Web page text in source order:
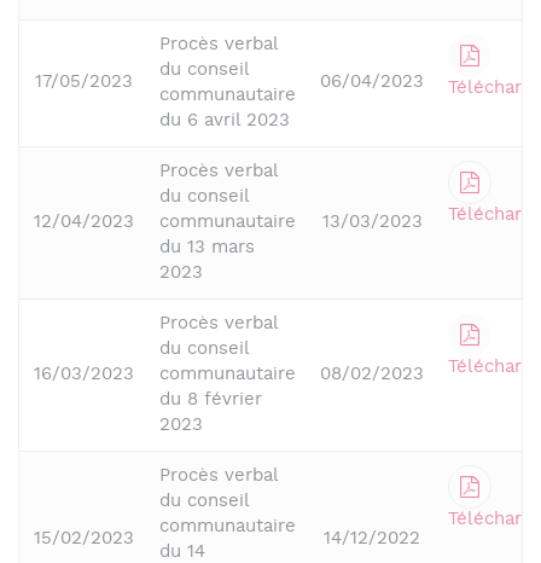
17/05/2023
Procès verbal
du conseil
communautaire
du 6 avril 2023
06/04/2023
12/04/2023
Procès verbal
du conseil
communautaire
du 13 mars
2023
13/03/2023
16/03/2023
Procès verbal
du conseil
communautaire
du 8 février
2023
08/02/2023
15/02/2023
Procès verbal
du conseil
communautaire
du 14
14/12/2022